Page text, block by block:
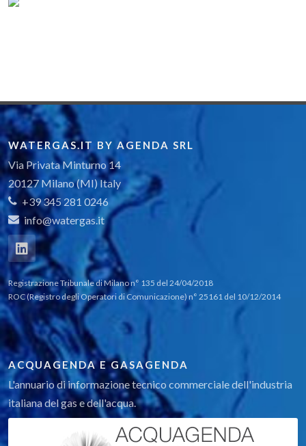
WATERGAS.IT BY AGENDA SRL
Via Privata Minturno 14
20127 Milano (MI) Italy
+39 345 281 0246
info@watergas.it
Registrazione Tribunale di Milano n° 135 del 24/04/2018
ROC (Registro degli Operatori di Comunicazione) n° 25161 del 10/12/2014
ACQUAGENDA E GASAGENDA
L'annuario di informazione tecnico commerciale dell'industria
italiana del gas e dell'acqua.